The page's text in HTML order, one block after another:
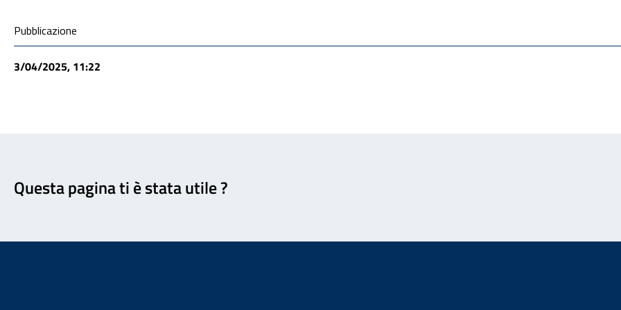
Condivisione social
Pubblicazione
3/04/2025, 11:22
Questa pagina ti è stata utile ?